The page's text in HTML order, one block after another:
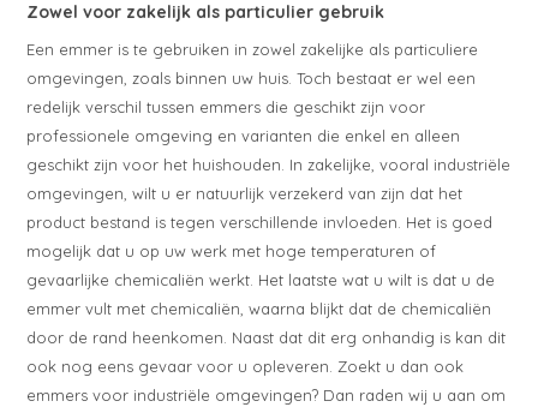
Zowel voor zakelijk als particulier gebruik
Een emmer is te gebruiken in zowel zakelijke als particuliere
omgevingen, zoals binnen uw huis. Toch bestaat er wel een
redelijk verschil tussen emmers die geschikt zijn voor
professionele omgeving en varianten die enkel en alleen
geschikt zijn voor het huishouden. In zakelijke, vooral industriële
omgevingen, wilt u er natuurlijk verzekerd van zijn dat het
product bestand is tegen verschillende invloeden. Het is goed
mogelijk dat u op uw werk met hoge temperaturen of
gevaarlijke chemicaliën werkt. Het laatste wat u wilt is dat u de
emmer vult met chemicaliën, waarna blijkt dat de chemicaliën
door de rand heenkomen. Naast dat dit erg onhandig is kan dit
ook nog eens gevaar voor u opleveren. Zoekt u dan ook
emmers voor industriële omgevingen? Dan raden wij u aan om